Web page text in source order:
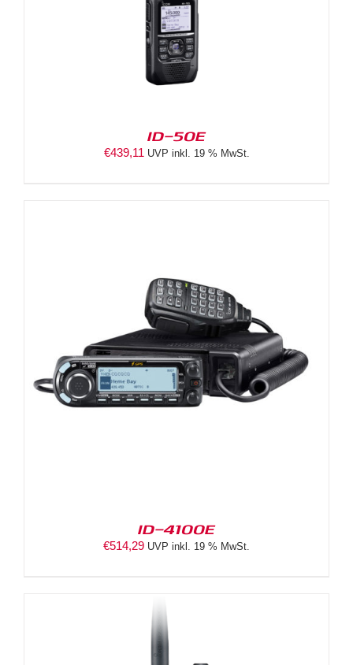
ID-50E
€439,11 UVP inkl. 19 % MwSt.
ID-4100E
€514,29 UVP inkl. 19 % MwSt.